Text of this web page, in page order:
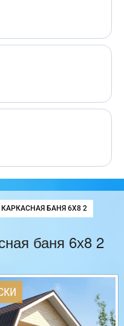
CURRENT:
КАРКАСНАЯ БАНЯ 6Х8 2
баня 6х8 2